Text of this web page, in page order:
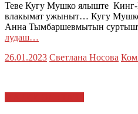
Теве Кугу Мушко ялыште Кинг-
влакымат ужыныт… Кугу
Анна Тымбаршевмытын
лудаш…
26.01.2023 Светлана Носова